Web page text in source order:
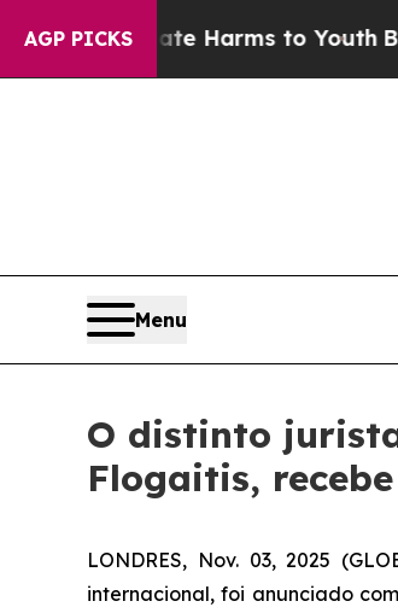
AGP PICKS
to Abate Harms to YouthBrazil
Menu
O distinto
Flogaitis,
LONDRES, Nov. 03, 2025
internacional, foi anunciado